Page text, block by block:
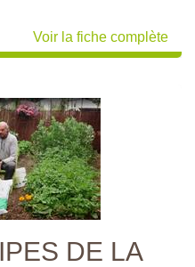
Voir la fiche complète
DE LA